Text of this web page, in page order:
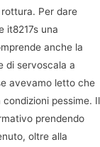
Per dare
it8217s una
anche la
di servoscala a
avevamo letto che
pessime. Il
prendendo
oltre alla